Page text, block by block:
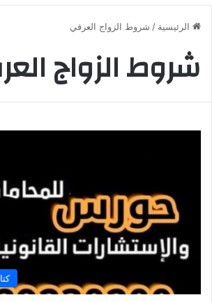
الرئيسية / شروط الزواج العرفي
شروط الزواج